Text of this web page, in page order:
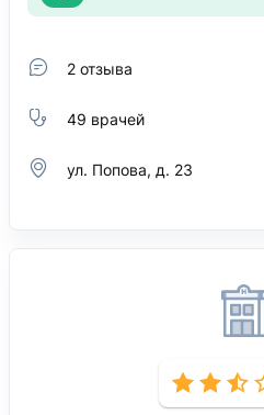
2 отзыва
49 врачей
ул. Попова, д. 23